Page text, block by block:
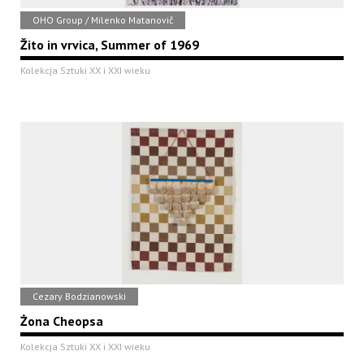
OHO Group / Milenko Matanovič
Žito in vrvica, Summer of 1969
Kolekcja Sztuki XX i XXI wieku
Cezary Bodzianowski
Żona Cheopsa
Kolekcja Sztuki XX i XXI wieku